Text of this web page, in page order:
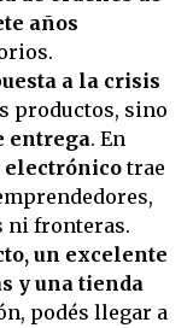
años
a la crisis
productos, sino
entrega. En
electrónicotrae
ni fronteras.
un excelente
y una tienda
podés llegar a